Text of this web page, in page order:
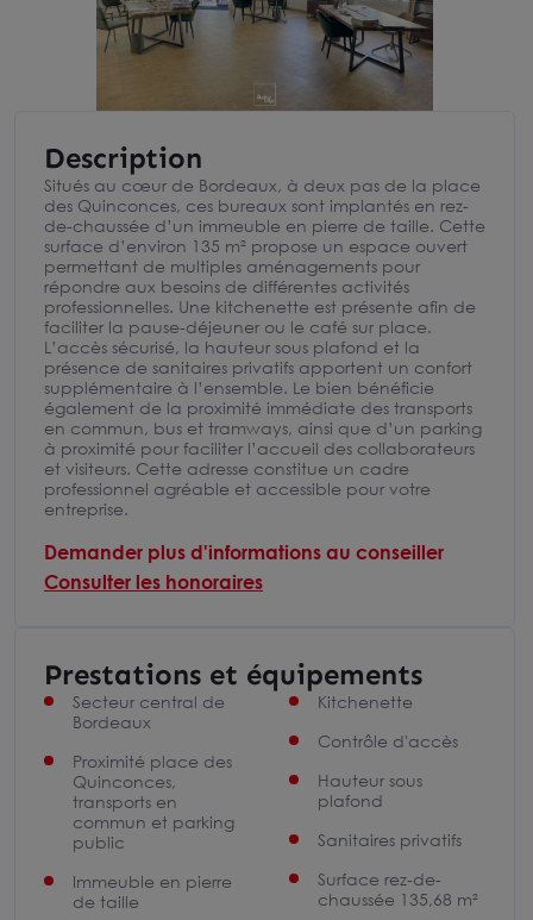
Description
Situés au cœur de Bordeaux, à deux pas de la place
des Quinconces, ces bureaux sont implantés en rez-
de-chaussée d’un immeuble en pierre de taille. Cette
surface d’environ 135 m² propose un espace ouvert
permettant de multiples aménagements pour
répondre aux besoins de différentes activités
professionnelles. Une kitchenette est présente afin de
faciliter la pause-déjeuner ou le café sur place.
L’accès sécurisé, la hauteur sous plafond et la
présence de sanitaires privatifs apportent un confort
supplémentaire à l’ensemble. Le bien bénéficie
également de la proximité immédiate des transports
en commun, bus et tramways, ainsi que d’un parking
à proximité pour faciliter l’accueil des collaborateurs
et visiteurs. Cette adresse constitue un cadre
professionnel agréable et accessible pour votre
entreprise.
Demander plus d'informations au conseiller
Consulter les honoraires
Prestations et équipements
Secteur central de
Bordeaux
Proximité place des
Quinconces,
transports en
commun et parking
public
Immeuble en pierre
de taille
Kitchenette
Contrôle d'accès
Hauteur sous
plafond
Sanitaires privatifs
Surface rez-de-
chaussée 135,68 m²